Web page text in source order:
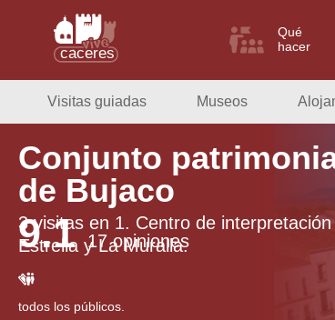
Qué
hacer
Visitas guiadas Museos
Conjunto
de Bujaco
3 visitas en 1. Centro de
Estrella y La Muralla.
9.117 opiniones
todos los públicos.